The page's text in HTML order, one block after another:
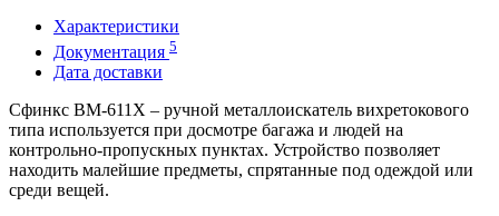
Характеристики
Документация 5
Дата доставки
Сфинкс ВМ-611Х – ручной металлоискатель вихретокового
типа используется при досмотре багажа и людей на
контрольно-пропускных пунктах. Устройство позволяет
находить малейшие предметы, спрятанные под одеждой или
среди вещей.